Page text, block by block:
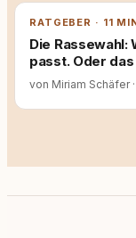
RATGEBER · 11
Die Rassewahl:
passt. Oder
von Miriam Schäfer ·